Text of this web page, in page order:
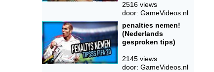
2516 views
door: GameVideos.nl
penalties nemen!
(Nederlands
gesproken tips)
2145 views
door: GameVideos.nl